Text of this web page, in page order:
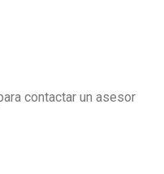
contactar un asesor